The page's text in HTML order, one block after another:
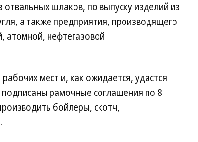
шлаков, по выпуску изделий из
а также предприятия, производящего
атомной, нефтегазовой
мест и, как ожидается, удастся
подписаны рамочные соглашения по 8
бойлеры, скотч,